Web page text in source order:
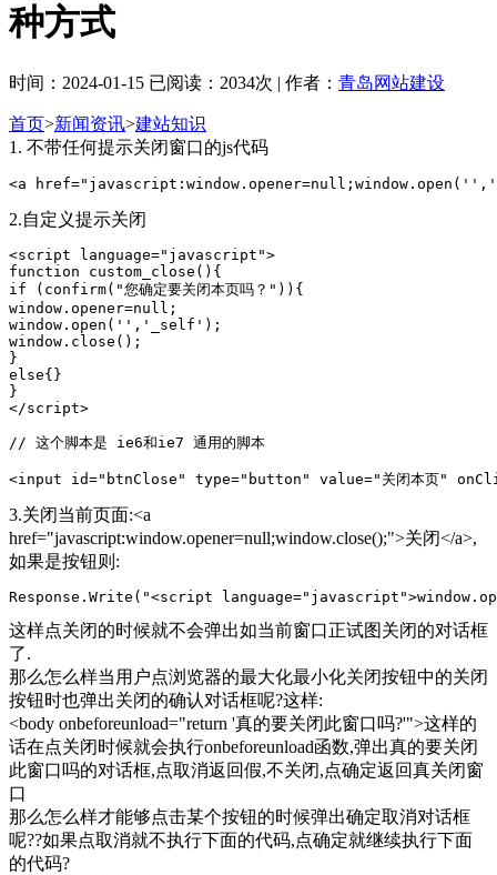
种方式
时间：2024-01-15 已阅读：2034次 | 作者： 青岛网站建设
首页>新闻资讯>建站知识
1. 不带任何提示关闭窗口的js代码
<a
2.自定义提示关闭
<script language="javascript">
function custom_close(){
if (confirm("您确定要关闭本页吗？")){
window.opener=null;
window.open('','_self');
window.close();
}
else{}
}
</script>
// 这个脚本是 ie6和ie7 通用的脚本
<input id="btnClose" type="button" value="关闭本页"
3.关闭当前页面:<a
href="javascript:window.opener=null;window.close();">关闭</a>,
如果是按钮则:
Response.Write("<script
这样点关闭的时候就不会弹出如当前窗口正试图关闭的对话框
了.
那么怎么样当用户点浏览器的最大化最小化关闭按钮中的关闭
按钮时也弹出关闭的确认对话框呢?这样:
<body onbeforeunload="return '真的要关闭此窗口吗?'">这样的
话在点关闭时候就会执行onbeforeunload函数,弹出真的要关闭
此窗口吗的对话框,点取消返回假,不关闭,点确定返回真关闭窗
口
那么怎么样才能够点击某个按钮的时候弹出确定取消对话框
呢??如果点取消就不执行下面的代码,点确定就继续执行下面
的代码?